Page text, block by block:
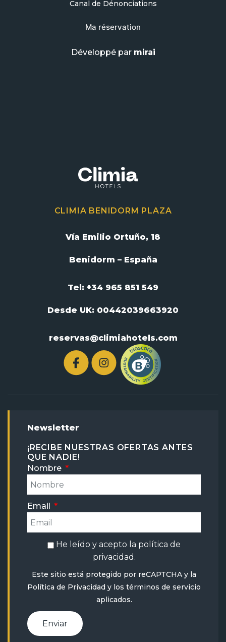
Canal de Dénonciations
Ma réservation
Développé par mirai
CLIMIA BENIDORM PLAZA
Vía Emilio Ortuño, 18
Benidorm – España
Tel: +34 965 851 549
Desde UK: 00442039663920
reservas@climiahotels.com
Newsletter
¡RECIBE NUESTRAS OFERTAS ANTES
QUE NADIE!
Nombre
Email
He leído y acepto la política de
privacidad .
Este sitio está protegido por reCAPTCHA y la
Política de Privacidad y los términos de servicio
aplicados.
Enviar